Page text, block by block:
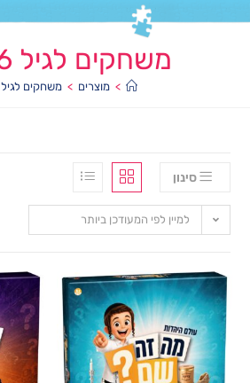
משחקים לגיל 6 עד 8
> מוצרים > משחקים לגיל 6 עד 8
סינון
למיין לפי המעודכן ביותר